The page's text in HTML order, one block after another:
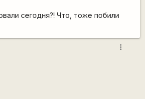
сегодня?! Что, тоже побили
more_vert